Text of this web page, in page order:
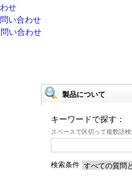
製品について
キーワードで探す：
スペースで区切って複数語
検索条件